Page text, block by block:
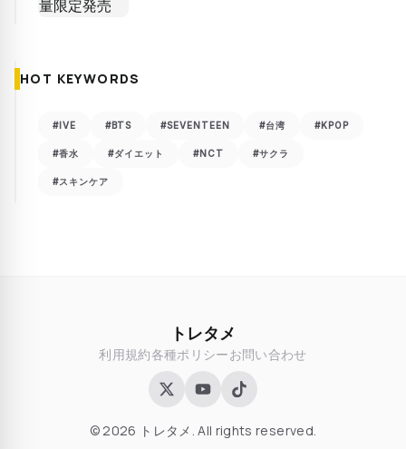
HOT KEYWORDS
#IVE #BTS #SEVENTEEN #台湾 #KPOP
#香水 #ダイエット #NCT #サクラ
#スキンケア
トレタメ
利用規約各種ポリシーお問い合わせ
© 2026 トレタメ. All rights reserved.